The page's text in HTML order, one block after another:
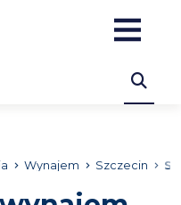
Wynajem Szczecin